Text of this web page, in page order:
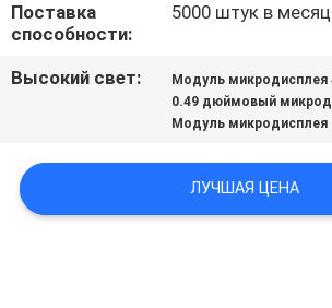
ЦИТАТУ
КАРТА
Поставка
способности:
5000 штук в месяц
Высокий свет: Модуль микродисплея
0.49 дюймовый
Модуль микродисплея
ЛУЧШАЯ ЦЕНА